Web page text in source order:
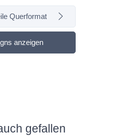
Querformat
anzeigen
gefallen